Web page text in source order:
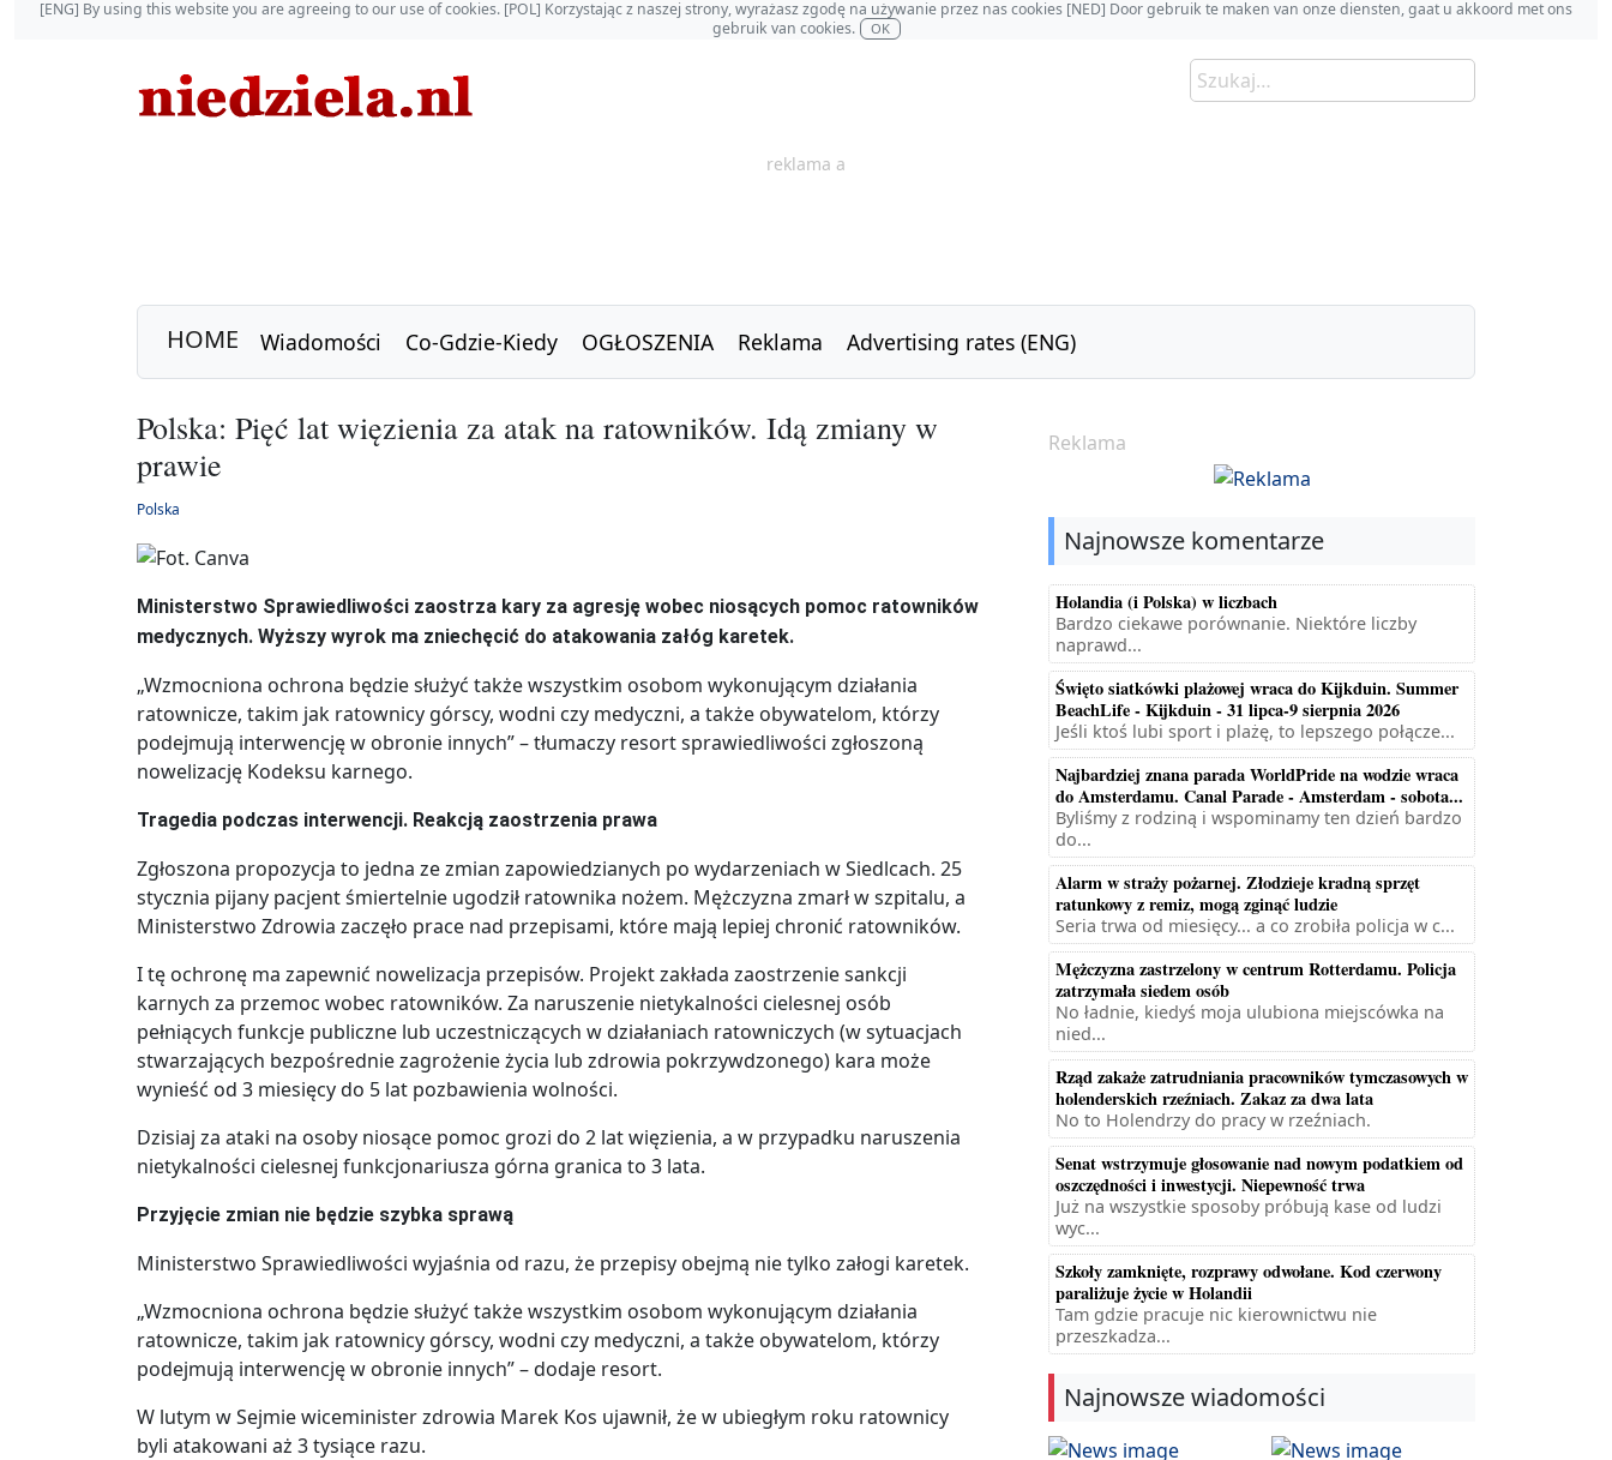
[ENG] By using this website you are agreeing to our use of cookies. [POL] Korzystając z naszej strony, wyrażasz zgodę na używanie przez nas cookies [NED] Door gebruik te maken van onze diensten, gaat u akkoord met ons
gebruik van cookies.
OK
reklama a
HOME Wiadomości Co-Gdzie-Kiedy OGŁOSZENIA Reklama Advertising rates (ENG)
Polska: Pięć lat więzienia za atak na ratowników. Idą zmiany w
prawie
Polska
Ministerstwo Sprawiedliwości zaostrza kary za agresję wobec niosących pomoc ratowników
medycznych. Wyższy wyrok ma zniechęcić do atakowania załóg karetek.
„Wzmocniona ochrona będzie służyć także wszystkim osobom wykonującym działania
ratownicze, takim jak ratownicy górscy, wodni czy medyczni, a także obywatelom, którzy
podejmują interwencję w obronie innych” – tłumaczy resort sprawiedliwości zgłoszoną
nowelizację Kodeksu karnego.
Tragedia podczas interwencji. Reakcją zaostrzenia prawa
Zgłoszona propozycja to jedna ze zmian zapowiedzianych po wydarzeniach w Siedlcach. 25
stycznia pijany pacjent śmiertelnie ugodził ratownika nożem. Mężczyzna zmarł w szpitalu, a
Ministerstwo Zdrowia zaczęło prace nad przepisami, które mają lepiej chronić ratowników.
I tę ochronę ma zapewnić nowelizacja przepisów. Projekt zakłada zaostrzenie sankcji
karnych za przemoc wobec ratowników. Za naruszenie nietykalności cielesnej osób
pełniących funkcje publiczne lub uczestniczących w działaniach ratowniczych (w sytuacjach
stwarzających bezpośrednie zagrożenie życia lub zdrowia pokrzywdzonego) kara może
wynieść od 3 miesięcy do 5 lat pozbawienia wolności.
Dzisiaj za ataki na osoby niosące pomoc grozi do 2 lat więzienia, a w przypadku naruszenia
nietykalności cielesnej funkcjonariusza górna granica to 3 lata.
Przyjęcie zmian nie będzie szybka sprawą
Ministerstwo Sprawiedliwości wyjaśnia od razu, że przepisy obejmą nie tylko załogi karetek.
„Wzmocniona ochrona będzie służyć także wszystkim osobom wykonującym działania
ratownicze, takim jak ratownicy górscy, wodni czy medyczni, a także obywatelom, którzy
podejmują interwencję w obronie innych” – dodaje resort.
W lutym w Sejmie wiceminister zdrowia Marek Kos ujawnił, że w ubiegłym roku ratownicy
byli atakowani aż 3 tysiące razu.
Reklama
Najnowsze komentarze
Holandia (i Polska) w liczbach
Bardzo ciekawe porównanie. Niektóre liczby
naprawd...
Święto siatkówki plażowej wraca do Kijkduin. Summer
BeachLife - Kijkduin - 31 lipca-9 sierpnia 2026
Jeśli ktoś lubi sport i plażę, to lepszego połącze...
Najbardziej znana parada WorldPride na wodzie wraca
do Amsterdamu. Canal Parade - Amsterdam - sobota...
Byliśmy z rodziną i wspominamy ten dzień bardzo
do...
Alarm w straży pożarnej. Złodzieje kradną sprzęt
ratunkowy z remiz, mogą zginąć ludzie
Seria trwa od miesięcy... a co zrobiła policja w c...
Mężczyzna zastrzelony w centrum Rotterdamu. Policja
zatrzymała siedem osób
No ładnie, kiedyś moja ulubiona miejscówka na
nied...
Rząd zakaże zatrudniania pracowników tymczasowych w
holenderskich rzeźniach. Zakaz za dwa lata
No to Holendrzy do pracy w rzeźniach.
Senat wstrzymuje głosowanie nad nowym podatkiem od
oszczędności i inwestycji. Niepewność trwa
Już na wszystkie sposoby próbują kase od ludzi
wyc...
Szkoły zamknięte, rozprawy odwołane. Kod czerwony
paraliżuje życie w Holandii
Tam gdzie pracuje nic kierownictwu nie
przeszkadza...
Najnowsze wiadomości